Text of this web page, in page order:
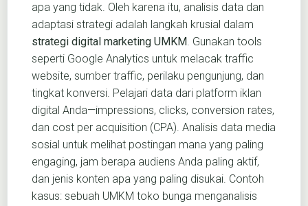
apa yang tidak. Oleh karena itu, analisis data dan
adaptasi strategi adalah langkah krusial dalam
strategi digital marketing UMKM. Gunakan tools
seperti Google Analytics untuk melacak traffic
website, sumber traffic, perilaku pengunjung, dan
tingkat konversi. Pelajari data dari platform iklan
digital Anda—impressions, clicks, conversion rates,
dan cost per acquisition (CPA). Analisis data media
sosial untuk melihat postingan mana yang paling
engaging, jam berapa audiens Anda paling aktif,
dan jenis konten apa yang paling disukai. Contoh
kasus: sebuah UMKM toko bunga menganalisis